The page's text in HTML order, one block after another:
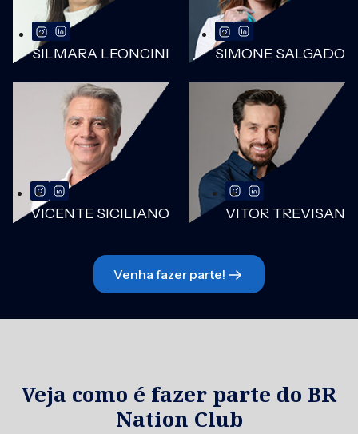
SILMARA LEONCINI SIMONE SALGADO
VICENTE SICILIANO VITOR TREVISAN
Venha fazer parte!
Veja como é fazer parte do BR
Nation Club